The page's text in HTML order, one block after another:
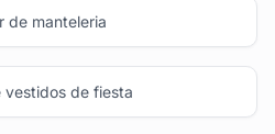
de manteleria
vestidos de fiesta